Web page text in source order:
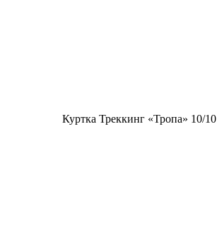
Куртка Треккинг «Тропа» 10/10